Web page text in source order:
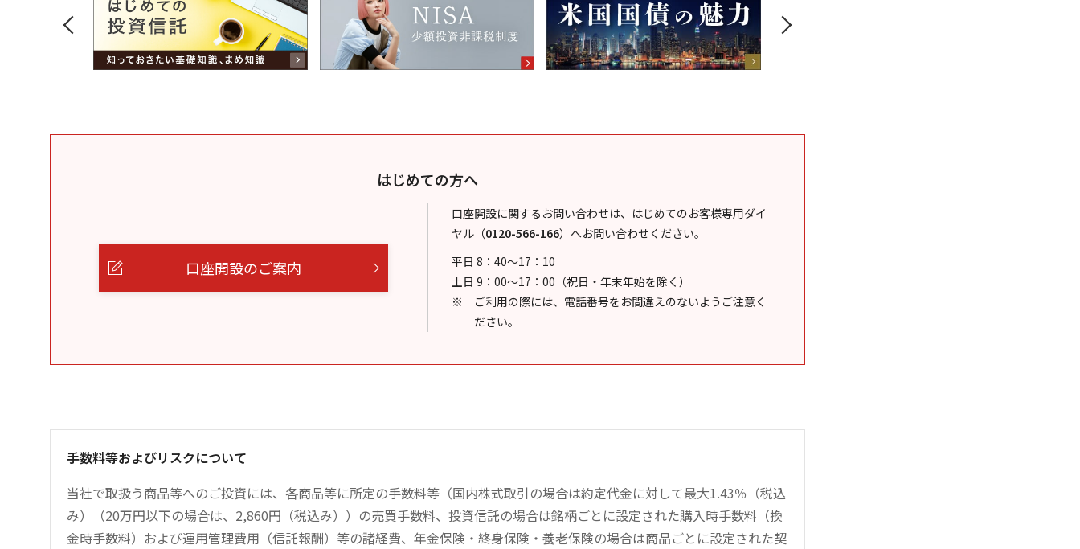
はじめての方へ
口座開設のご案内
口座開設に関するお問い合わせは、はじめてのお客様専用ダイ
ヤル （0120-566-166） へお問い合わせください。
平日 8：40～17：10
土日 9：00～17：00（祝日・年末年始を除く）
ご利用の際には、電話番号をお間違えのないようご注意く
ださい。
手数料等およびリスクについて
当社で取扱う商品等へのご投資には、各商品等に所定の手数料等（国内株式取引の場合は約定代金に対して最大1.43％（税込
み）（20万円以下の場合は、2,860円（税込み））の売買手数料、投資信託の場合は銘柄ごとに設定された購入時手数料（換
金時手数料）および運用管理費用（信託報酬）等の諸経費、年金保険・終身保険・養老保険の場合は商品ごとに設定された契